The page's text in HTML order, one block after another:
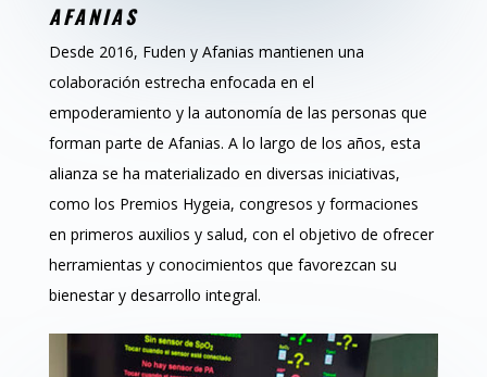
AFANIAS
Desde 2016, Fuden y Afanias mantienen una
colaboración estrecha enfocada en el
empoderamiento y la autonomía de las personas que
forman parte de Afanias. A lo largo de los años, esta
alianza se ha materializado en diversas iniciativas,
como los Premios Hygeia, congresos y formaciones
en primeros auxilios y salud, con el objetivo de ofrecer
herramientas y conocimientos que favorezcan su
bienestar y desarrollo integral.